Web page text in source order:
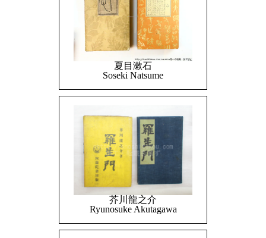
夏目漱石
Soseki Natsume
芥川龍之介
Ryunosuke Akutagawa